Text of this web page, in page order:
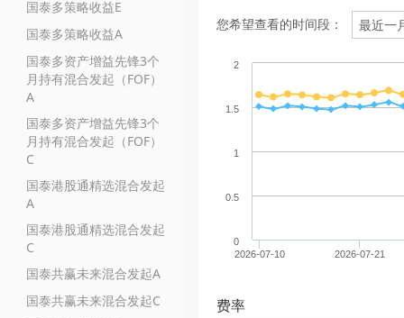
国泰多策略收益E
国泰多策略收益A
国泰多资产增益先锋3个
月持有混合发起（FOF）
A
国泰多资产增益先锋3个
月持有混合发起（FOF）
C
国泰港股通精选混合发起
A
国泰港股通精选混合发起
C
国泰共赢未来混合发起A
国泰共赢未来混合发起C
您希望查看的时间段：
2026-07-10 2026-07-21
0
0.5
1
1.5
2
费率